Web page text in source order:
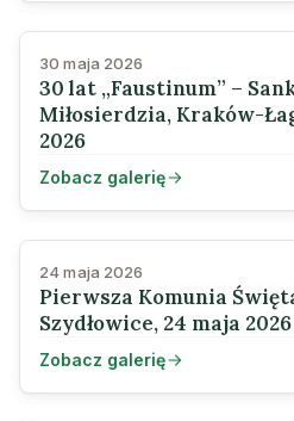
30 maja 2026
30 lat „Faustinum” –
Miłosierdzia, Kraków-
2026
Zobacz galerię
24 maja 2026
Pierwsza Komunia
Szydłowice, 24 maja 2026
Zobacz galerię